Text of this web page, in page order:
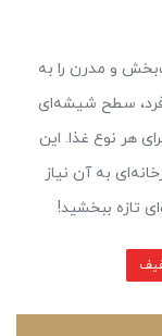
لذت‌بخش و مدرن را به
سطح شیشه‌ای
هر نوع غذا. این
به آن نیاز
تازه ببخشید!